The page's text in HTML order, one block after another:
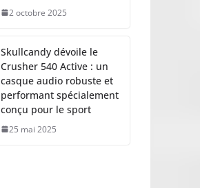
2 octobre 2025
Skullcandy dévoile le
Crusher 540 Active : un
casque audio robuste et
performant spécialement
conçu pour le sport
25 mai 2025